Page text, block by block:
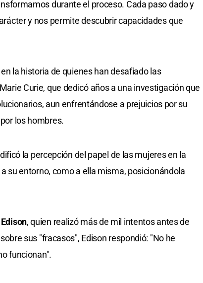
durante el proceso. Cada paso dado y
y nos permite descubrir capacidades que
la historia de quienes han desafiado las
Curie, que dedicó años a una investigación que
aun enfrentándose a prejuicios por su
los hombres.
la percepción del papel de las mujeres en la
su entorno, como a ella misma, posicionándola
, quien realizó más de mil intentos antes de
sus "fracasos", Edison respondió: "No he
funcionan".